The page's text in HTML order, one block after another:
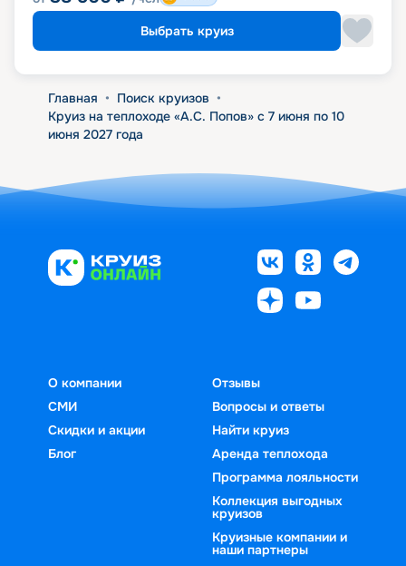
Выбрать круиз
Главная • Поиск круизов •
Круиз на теплоходе «А.С. Попов» с 7 июня по 10
июня 2027 года
О компании
СМИ
Скидки и акции
Блог
Отзывы
Вопросы и ответы
Найти круиз
Аренда теплохода
Программа лояльности
Коллекция выгодных
круизов
Круизные компании и
наши партнеры